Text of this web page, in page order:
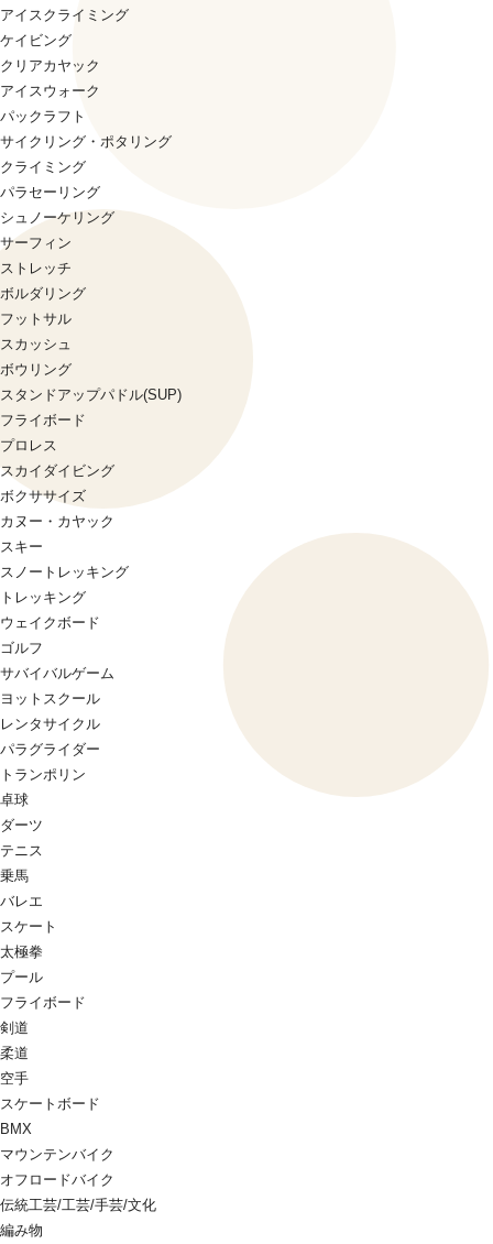
アイスクライミング
ケイビング
クリアカヤック
アイスウォーク
パックラフト
サイクリング・ポタリング
クライミング
パラセーリング
シュノーケリング
サーフィン
ストレッチ
ボルダリング
フットサル
スカッシュ
ボウリング
スタンドアップパドル(SUP)
フライボード
プロレス
スカイダイビング
ボクササイズ
カヌー・カヤック
スキー
スノートレッキング
トレッキング
ウェイクボード
ゴルフ
サバイバルゲーム
ヨットスクール
レンタサイクル
パラグライダー
トランポリン
卓球
ダーツ
テニス
乗馬
バレエ
スケート
太極拳
プール
フライボード
剣道
柔道
空手
スケートボード
BMX
マウンテンバイク
オフロードバイク
伝統工芸/工芸/手芸/文化
編み物